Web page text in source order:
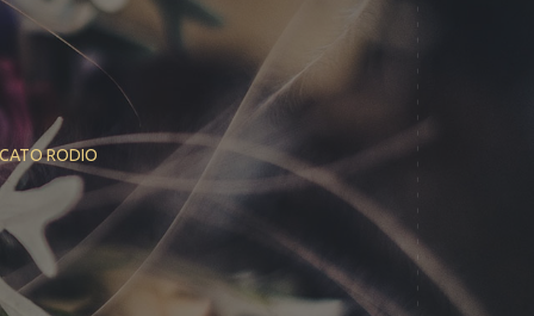
RODIO